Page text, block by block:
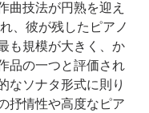
曲技法が円熟を迎え
、彼が残したピアノ
も規模が大きく、か
品の一つと評価され
なソナタ形式に則り
抒情性や高度なピア